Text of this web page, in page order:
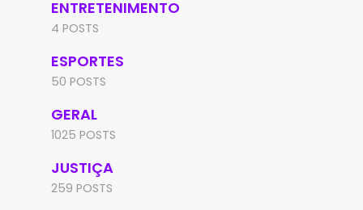
ENTRETENIMENTO
4 POSTS
ESPORTES
50 POSTS
GERAL
1025 POSTS
JUSTIÇA
259 POSTS